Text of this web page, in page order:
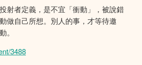
射者定義，是不宜「衝動」，被說錯
做自己所想。別人的事，才等待邀
。
3488